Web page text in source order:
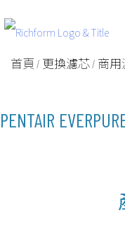
to
content
首頁 / 更換濾芯/ 商用
PENTAIR